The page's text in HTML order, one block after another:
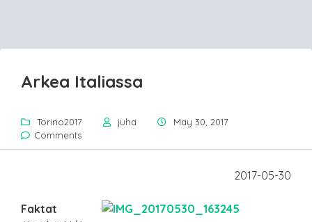
CONTENT
Arkea Italiassa
Torino2017 juha
May 30, 2017
Comments
2017-05-30
Faktat